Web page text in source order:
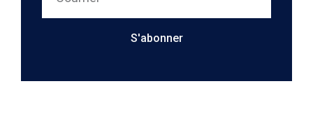
S'abonner